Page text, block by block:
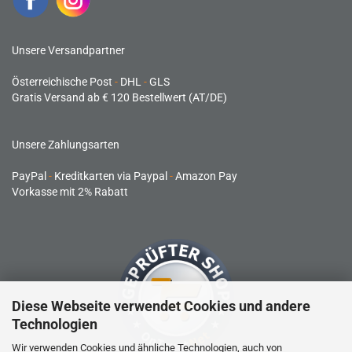
Diese Webseite verwendet Cookies und andere
Technologien
Wir verwenden Cookies und ähnliche Technologien, auch von
Unsere Versandpartner
Österreichische Post - DHL -GLS
Gratis Versand ab € 120 Bestellwert (AT/DE)
Unsere Zahlungsarten
PayPal - Kreditkarten via Paypal -Amazon Pay
Vorkasse mit 2% Rabatt